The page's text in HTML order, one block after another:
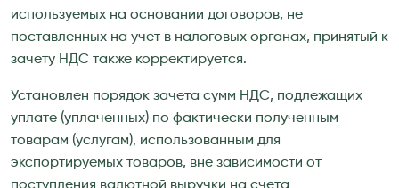
используемых на основании договоров, не
поставленных на учет в налоговых органах, принятый к
зачету НДС также корректируется.
Установлен порядок зачета сумм НДС, подлежащих
уплате (уплаченных) по фактически полученным
товарам (услугам), использованным для
экспортируемых товаров, вне зависимости от